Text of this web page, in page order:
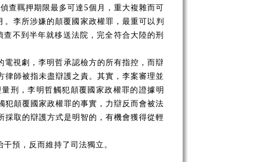
查羈押期限最多可達5個月，重大複雜而可
李所涉嫌的顛覆國家政權罪，最重可以判
不到半年就移送法院，完全符合大陸的刑
視劇，李明哲承認檢方的所有指控，而辯
師被指未盡辯護之責。其實，李案審理並
刑，李明哲觸犯顛覆國家政權罪的證據明
顛覆國家政權罪的事實，力辯反而會被法
取的辯護方式是明智的，有機會獲得從輕
預，反而維持了司法獨立。